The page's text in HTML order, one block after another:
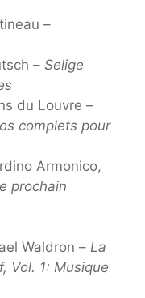
–
– Selige
du Louvre –
complets pour
Armonico,
prochain
Waldron – La
Vol. 1: Musique